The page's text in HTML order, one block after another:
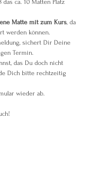
ca. 10 Matten Platz
Matte mit zum Kurs, da
werden können.
sichert Dir Deine
Termin.
das Du doch nicht
Dich bitte rechtzeitig
wieder ab.